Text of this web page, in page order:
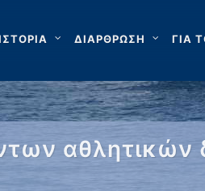
ΔΙΑΡΘΡΩΣΗ ΓΙΑ
αθλητικών